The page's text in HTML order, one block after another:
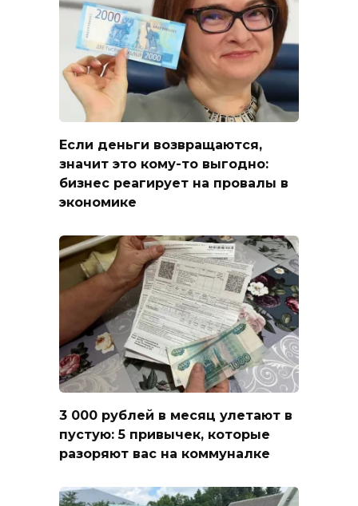
Если деньги возвращаются,
значит это кому-то выгодно:
бизнес реагирует на провалы в
экономике
3 000 рублей в месяц улетают в
пустую: 5 привычек, которые
разоряют вас на коммуналке